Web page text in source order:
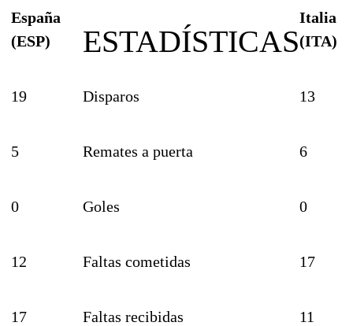
España
(ESP)
ESTADÍSTICAS
Italia
(ITA)
19 Disparos 13
5 Remates a puerta 6
0 Goles 0
12 Faltas cometidas 17
17 Faltas recibidas 11